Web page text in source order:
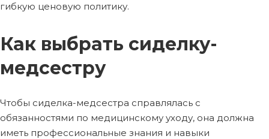
гибкую ценовую политику.
Как выбрать сиделку-
медсестру
Чтобы сиделка-медсестра справлялась с
обязанностями по медицинскому уходу, она должна
иметь профессиональные знания и навыки